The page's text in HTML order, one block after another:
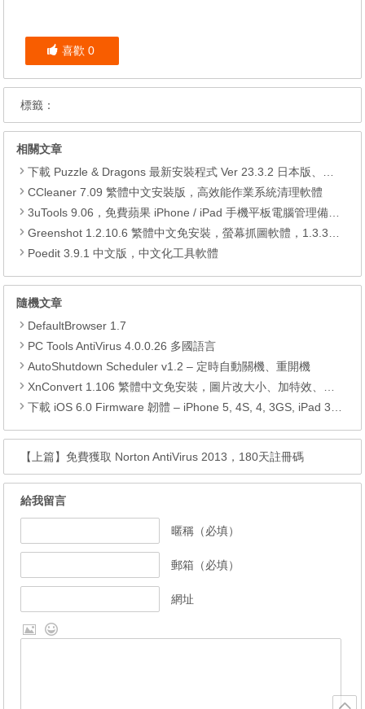
喜歡 0
標籤：
相關文章
下載 Puzzle & Dragons 最新安裝程式 Ver 23.3.2 日本版、港台版… (PAD Radar) (.apk) (.xapk)
CCleaner 7.09 繁體中文安裝版，高效能作業系統清理軟體
3uTools 9.06，免費蘋果 iPhone / iPad 手機平板電腦管理備份還原軟體
Greenshot 1.2.10.6 繁體中文免安裝，螢幕抓圖軟體，1.3.315 安裝版
Poedit 3.9.1 中文版，中文化工具軟體
隨機文章
DefaultBrowser 1.7
PC Tools AntiVirus 4.0.0.26 多國語言
AutoShutdown Scheduler v1.2 – 定時自動關機、重開機
XnConvert 1.106 繁體中文免安裝，圖片改大小、加特效、批次轉檔工具
下載 iOS 6.0 Firmware 韌體 – iPhone 5, 4S, 4, 3GS, iPad 3, 2, iPod Touch 5G, 4G
【上篇】免費獲取 Norton AntiVirus 2013，180天註冊碼
給我留言
暱稱（必填）
郵箱（必填）
網址